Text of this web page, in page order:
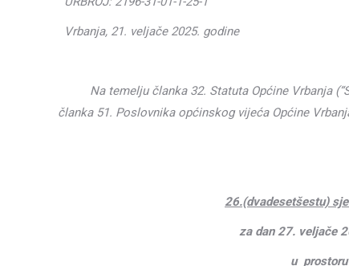
Vrbanja, 21. veljače 2025. godine
Na temelju članka 32. Statuta Općine Vrbanja
članka 51. Poslovnika općinskog vijeća
26.(dvadesetšestu)
za dan 27. veljače
u